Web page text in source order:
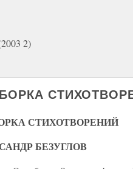
2)
СТИХОТВОРЕНИЙ
БЕЗУГЛОВ